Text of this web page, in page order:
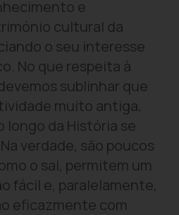
e
cultural da
o seu interesse
No que respeita à
sublinhar que
muito antiga,
longo da História se
verdade, são poucos
o sal, permitem um
fácil e, paralelamente,
eficazmente com